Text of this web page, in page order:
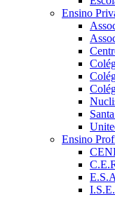
Ensino
Ensino